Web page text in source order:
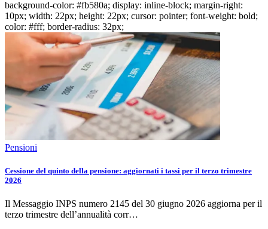
background-color: #fb580a; display: inline-block; margin-right:
10px; width: 22px; height: 22px; cursor: pointer; font-weight: bold;
color: #fff; border-radius: 32px;
Pensioni
Cessione del quinto della pensione: aggiornati i tassi per il terzo trimestre
2026
Il Messaggio INPS numero 2145 del 30 giugno 2026 aggiorna per il
terzo trimestre dell’annualità corr…